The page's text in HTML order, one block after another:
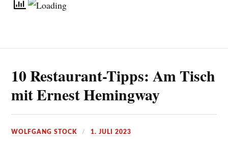
10 Restaurant-Tipps: Am Tisch
mit Ernest Hemingway
WOLFGANG STOCK 1. JULI 2023